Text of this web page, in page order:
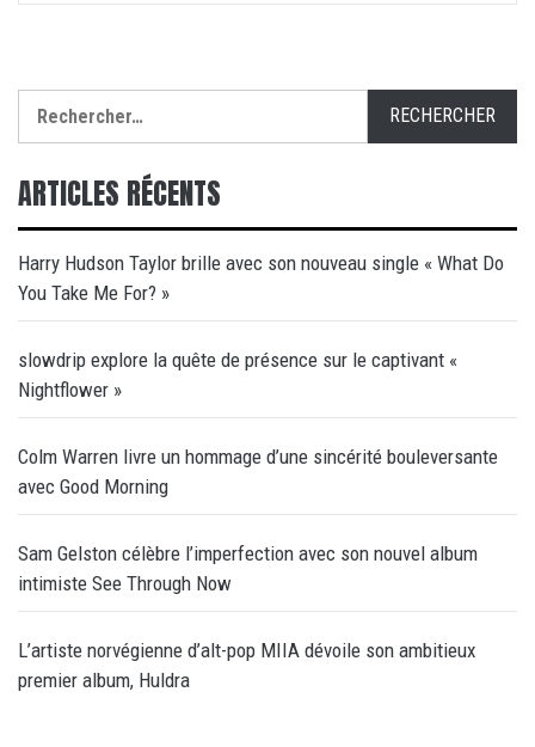
ARTICLES RÉCENTS
Harry Hudson Taylor brille avec son nouveau single « What Do
You Take Me For? »
slowdrip explore la quête de présence sur le captivant «
Nightflower »
Colm Warren livre un hommage d’une sincérité bouleversante
avec Good Morning
Sam Gelston célèbre l’imperfection avec son nouvel album
intimiste See Through Now
L’artiste norvégienne d’alt-pop MIIA dévoile son ambitieux
premier album, Huldra